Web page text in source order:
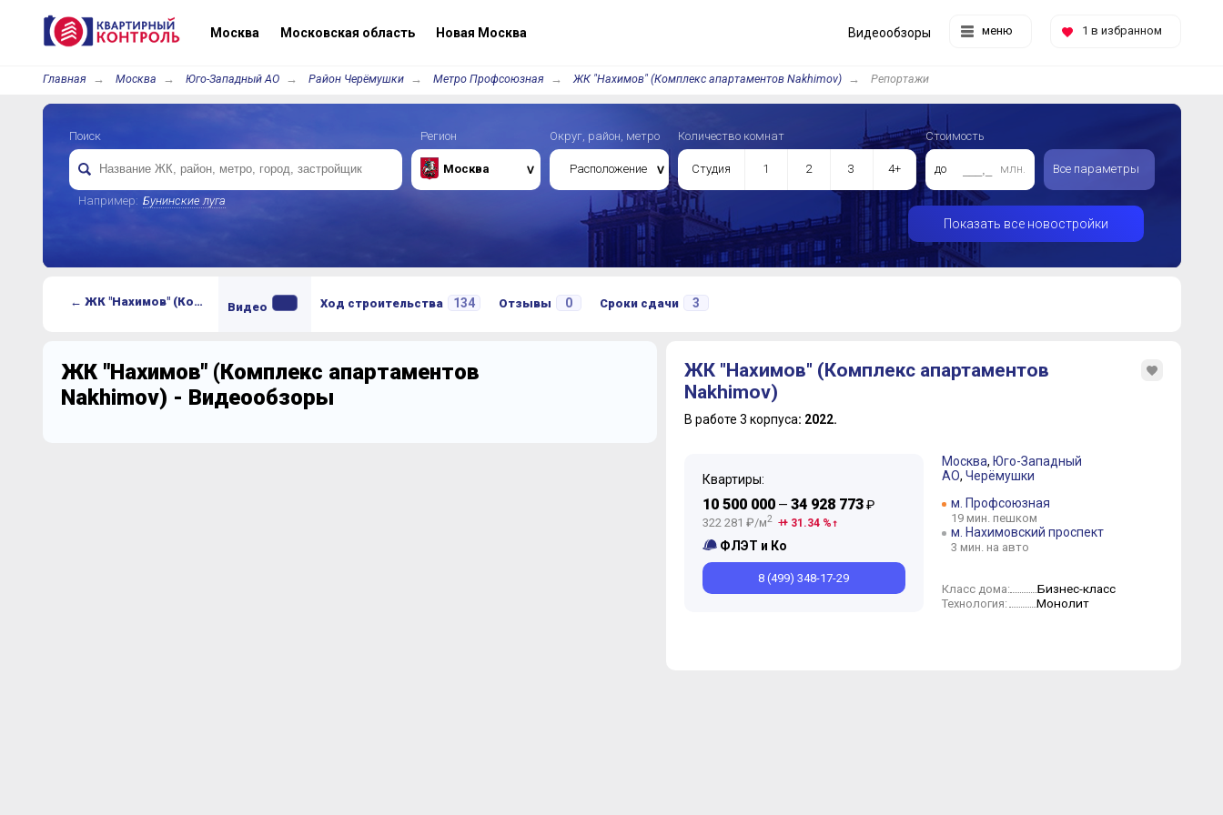
Москва Московская область Новая Москва меню 1 в избранном
Видеообзоры
Главная Москва Юго-Западный АО Район Черёмушки Метро Профсоюзная ЖК "Нахимов" (Комплекс апартаментов Nakhimov) Репортажи
Поиск
Например: Бунинские луга
Регион
Москва
Округ, район, метро
Расположение
Количество комнат
Студия 1 2 3 4+
Стоимость
до млн. Все параметры
Показать все новостройки
← ЖК "Нахимов" (Комплекс апартаментов Nakhimov) Видео Ход строительства 134 Отзывы 0 Сроки сдачи 3
ЖК "Нахимов" (Комплекс апартаментов
Nakhimov) - Видеообзоры
ЖК "Нахимов" (Комплекс апартаментов
Nakhimov)
В работе 3 корпуса: 2022.
Квартиры:
10 500 000— 34 928 773₽
322 281 ₽/м2 + 31.34 %
ФЛЭТ и Ко
8 (499) 348-17-29
Москва, Юго-Западный
АО, Черёмушки
м. Профсоюзная
19 мин. пешком
м. Нахимовский проспект
3 мин. на авто
Класс дома: Бизнес-класс
Технология: Монолит